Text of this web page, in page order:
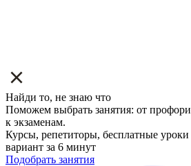
Найди то, не знаю что
Поможем выбрать занятия: от
к экзаменам.
Курсы, репетиторы, бесплатные
вариант за 6 минут
Подобрать занятия